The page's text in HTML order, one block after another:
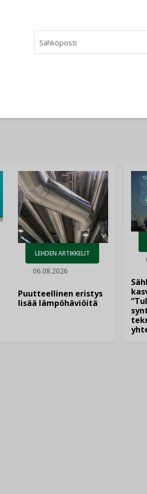
LEHDEN ARTIKKELIT
06.08.2026
Puutteellinen eristys
lisää lämpöhäviöitä